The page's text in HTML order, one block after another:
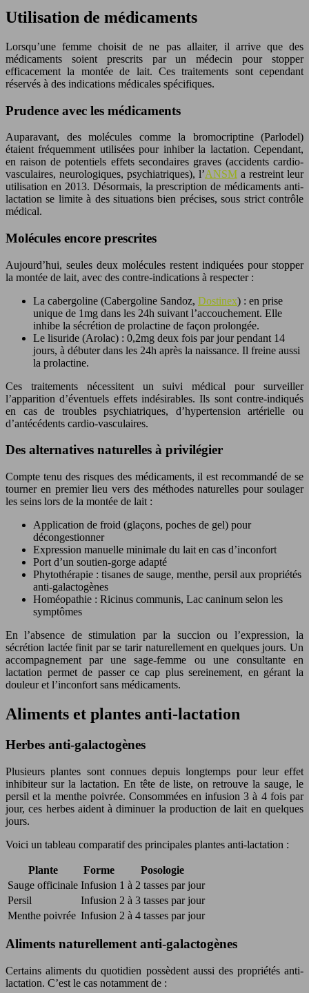
Utilisation de médicaments
Lorsqu’une femme choisit de ne pas allaiter, il arrive que des
médicaments soient prescrits par un médecin pour stopper
efficacement la montée de lait. Ces traitements sont cependant
réservés à des indications médicales spécifiques.
Prudence avec les médicaments
Auparavant, des molécules comme la bromocriptine (Parlodel)
étaient fréquemment utilisées pour inhiber la lactation. Cependant,
en raison de potentiels effets secondaires graves (accidents cardio-
vasculaires, neurologiques, psychiatriques), l’ANSM a restreint leur
utilisation en 2013. Désormais, la prescription de médicaments anti-
lactation se limite à des situations bien précises, sous strict contrôle
médical.
Molécules encore prescrites
Aujourd’hui, seules deux molécules restent indiquées pour stopper
la montée de lait, avec des contre-indications à respecter :
La cabergoline (Cabergoline Sandoz, Dostinex) : en prise
unique de 1mg dans les 24h suivant l’accouchement. Elle
inhibe la sécrétion de prolactine de façon prolongée.
Le lisuride (Arolac) : 0,2mg deux fois par jour pendant 14
jours, à débuter dans les 24h après la naissance. Il freine aussi
la prolactine.
Ces traitements nécessitent un suivi médical pour surveiller
l’apparition d’éventuels effets indésirables. Ils sont contre-indiqués
en cas de troubles psychiatriques, d’hypertension artérielle ou
d’antécédents cardio-vasculaires.
Des alternatives naturelles à privilégier
Compte tenu des risques des médicaments, il est recommandé de se
tourner en premier lieu vers des méthodes naturelles pour soulager
les seins lors de la montée de lait :
Application de froid (glaçons, poches de gel) pour
décongestionner
Expression manuelle minimale du lait en cas d’inconfort
Port d’un soutien-gorge adapté
Phytothérapie : tisanes de sauge, menthe, persil aux propriétés
anti-galactogènes
Homéopathie : Ricinus communis, Lac caninum selon les
symptômes
En l’absence de stimulation par la succion ou l’expression, la
sécrétion lactée finit par se tarir naturellement en quelques jours. Un
accompagnement par une sage-femme ou une consultante en
lactation permet de passer ce cap plus sereinement, en gérant la
douleur et l’inconfort sans médicaments.
Aliments et plantes anti-lactation
Herbes anti-galactogènes
Plusieurs plantes sont connues depuis longtemps pour leur effet
inhibiteur sur la lactation. En tête de liste, on retrouve la sauge, le
persil et la menthe poivrée. Consommées en infusion 3 à 4 fois par
jour, ces herbes aident à diminuer la production de lait en quelques
jours.
Voici un tableau comparatif des principales plantes anti-lactation :
Plante Forme
Posologie
Sauge officinale Infusion 1 à 2 tasses par jour
Persil
Infusion 2 à 3 tasses par jour
Menthe poivrée Infusion 2 à 4 tasses par jour
Aliments naturellement anti-galactogènes
Certains aliments du quotidien possèdent aussi des propriétés anti-
lactation. C’est le cas notamment de :